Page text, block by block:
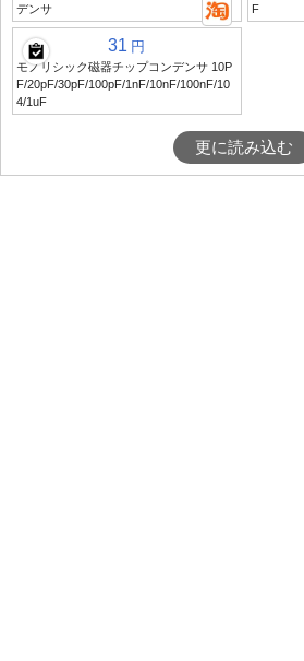
デンサ
F
31 円
モノリシック磁器チップコンデンサ 10P
F/20pF/30pF/100pF/1nF/10nF/100nF/10
4/1uF
更に読み込む